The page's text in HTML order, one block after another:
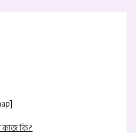
কাজ কি?